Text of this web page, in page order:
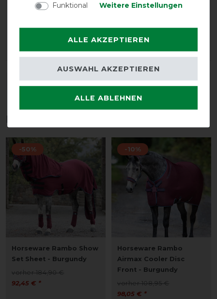
zersplittert, da Kunststoff.
24.01.2022
DETAILS ZUR PRODUKTSICHERHEIT
Das perfekte Zubehör für dich
-50%
Horseware Rambo Show
Set Sheet - Burgundy
vorher 184,90 €
92,45 € *
-10%
Horseware Rambo
Airmax Cooler Disc
Front - Burgundy
vorher 108,95 €
98,05 € *
Funktional
Weitere Einstellungen
ALLE AKZEPTIEREN
ALLE ABLEHNEN
AUSWAHL AKZEPTIEREN